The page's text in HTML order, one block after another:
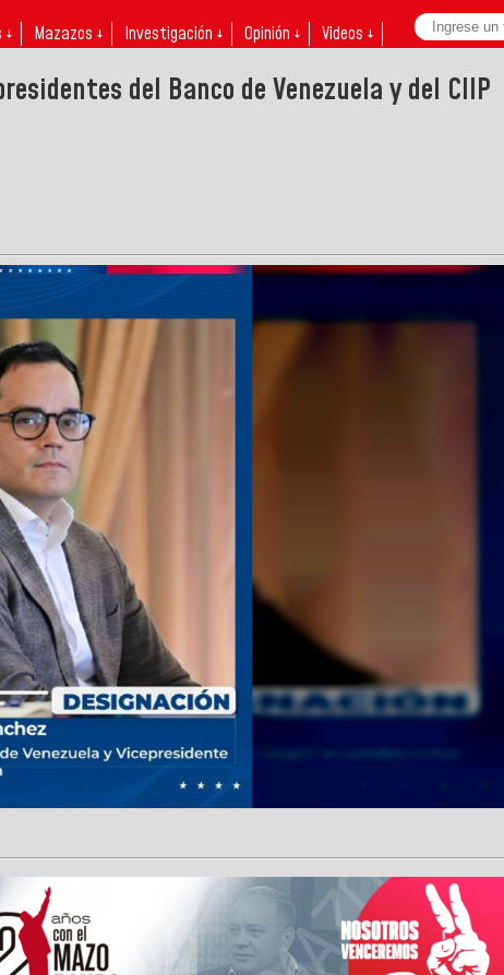
↓ Mazazos ↓ Investigación ↓ Opinión ↓ Videos ↓
del Banco de Venezuela y del CIIP